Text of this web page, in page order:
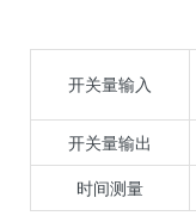
开关量输入
开关量输出
时间测量